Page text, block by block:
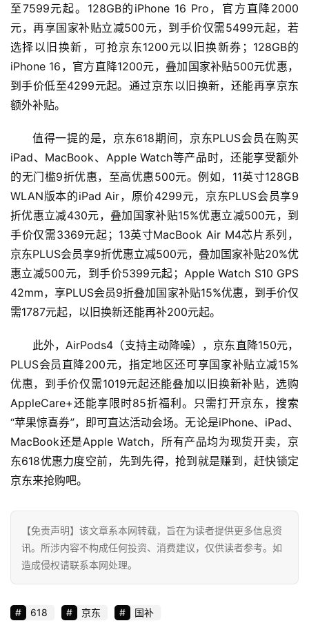
资
讯
商
业
消
生
技
财
经
教
题
车
·
登录 注册
至7599元起。128GB的iPhone 16 Pro，官方直降2000
元，再享国家补贴立减500元，到手价仅需5499元起，若
选择以旧换新，可抢京东1200元以旧换新券；128GB的
iPhone 16，官方直降1200元，叠加国家补贴500元优惠，
到手价低至4299元起。通过京东以旧换新，还能再享京东
额外补贴。
值得一提的是，京东618期间，京东PLUS会员在购买
iPad、MacBook、Apple Watch等产品时，还能享受额外
的无门槛9折优惠，至高优惠500元。例如，11英寸128GB
WLAN版本的iPad Air，原价4299元，京东PLUS会员享9
折优惠立减430元，叠加国家补贴15%优惠立减500元，到
手价仅需3369元起；13英寸MacBook Air M4芯片系列，
京东PLUS会员享9折优惠立减500元，叠加国家补贴20%优
惠立减500元，到手价5399元起；Apple Watch S10 GPS
42mm，享PLUS会员9折叠加国家补贴15%优惠，到手价仅
需1787元起，以旧换新还能再补200元起。
此外，AirPods4（支持主动降噪），京东直降150元，
PLUS会员直降200元，指定地区还可享国家补贴立减15%
优惠，到手价仅需1019元起还能叠加以旧换新补贴，选购
AppleCare+还能享限时85折福利。只需打开京东，搜索
“苹果惊喜券”，即可直达活动会场。无论是iPhone、iPad、
MacBook还是Apple Watch，所有产品均为现货开卖，京
东618优惠力度空前，先到先得，抢到就是赚到，赶快锁定
京东来抢购吧。
【免责声明】该文章系本网转载，旨在为读者提供更多信息资
讯。所涉内容不构成任何投资、消费建议，仅供读者参考。如
造成侵权请联系本网处理。
618 京东 国补